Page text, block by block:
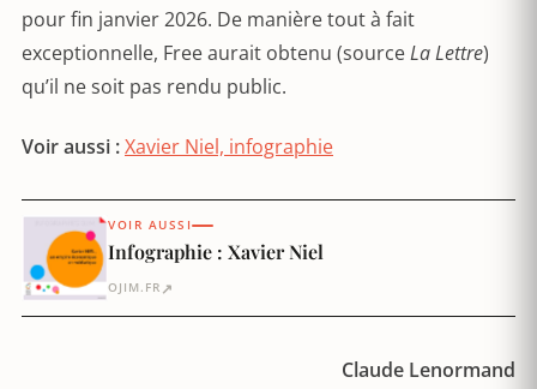
pour fin janvier 2026. De manière tout à fait
exceptionnelle, Free aurait obtenu (sourceLa Lettre)
qu’il ne soit pas rendu public.
Voir aussi :Xavier Niel, infographie
VOIR AUSSI
Infographie : Xavier Niel
OJIM.FR ↗
Claude Lenormand